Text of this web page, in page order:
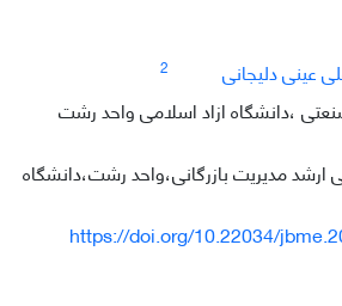
عینی دلیجانی
2
،دانشگاه ازاد اسلامی واحد رشت
مدیریت بازرگانی،واحد رشت،دانشگاه
https://doi.org/10.22034/